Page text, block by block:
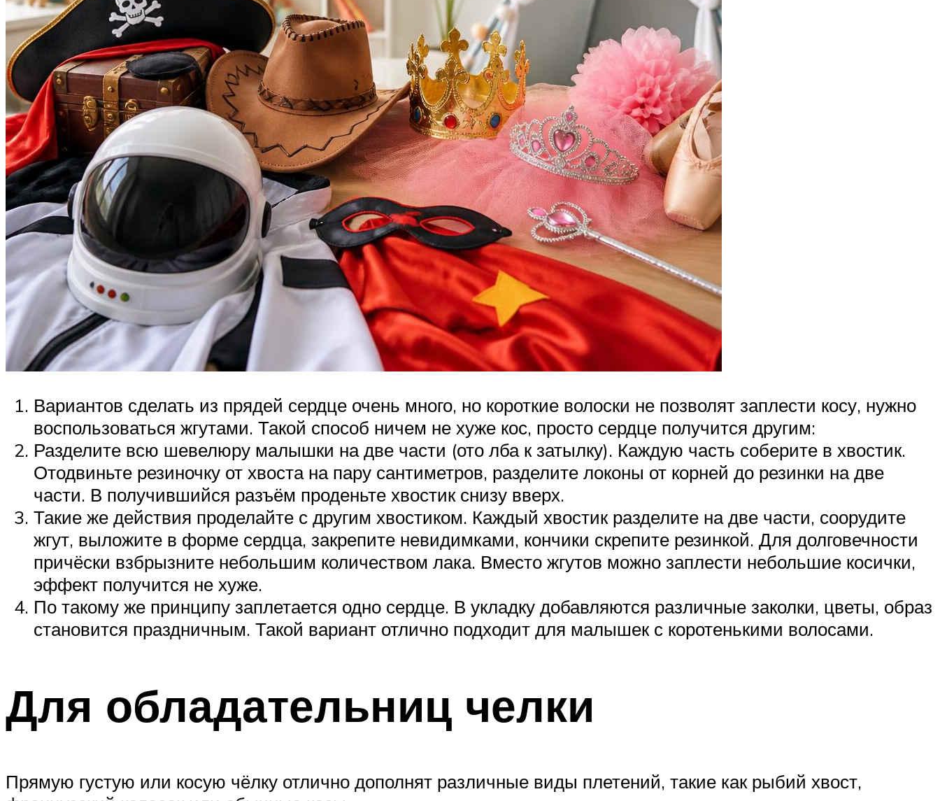
Вариантов сделать из прядей сердце очень много, но короткие волоски не позволят заплести косу, нужно
воспользоваться жгутами. Такой способ ничем не хуже кос, просто сердце получится другим:
Разделите всю шевелюру малышки на две части (ото лба к затылку). Каждую часть соберите в хвостик.
Отодвиньте резиночку от хвоста на пару сантиметров, разделите локоны от корней до резинки на две
части. В получившийся разъём проденьте хвостик снизу вверх.
Такие же действия проделайте с другим хвостиком. Каждый хвостик разделите на две части, соорудите
жгут, выложите в форме сердца, закрепите невидимками, кончики скрепите резинкой. Для долговечности
причёски взбрызните небольшим количеством лака. Вместо жгутов можно заплести небольшие косички,
эффект получится не хуже.
По такому же принципу заплетается одно сердце. В укладку добавляются различные заколки, цветы, образ
становится праздничным. Такой вариант отлично подходит для малышек с коротенькими волосами.
Для обладательниц челки
Прямую густую или косую чёлку отлично дополнят различные виды плетений, такие как рыбий хвост,